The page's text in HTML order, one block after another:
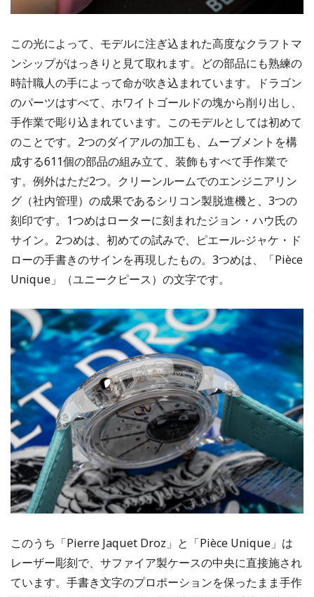
この光によって、モデルに注ぎ込まれた高度なクラフトマ
ンシップがはっきりと見て取れます。どの部品にも熟練の
時計職人の手によって命が吹き込まれています。ドラゴン
のパーツはすべて、ホワイトゴールドの塊から削り出し、
手作業で彫り込まれています。このモデルとしては初めて
のことです。2つのダイアルの加工も、ムーブメントを構
成する611個の部品の組み立て、装飾もすべて手作業で
す。例外はただ2つ。クリーンルームでのエンジニアリン
グ（社内管理）の成果であるシリコン製脱進機と、3つの
刻印です。1つめはローターに刻まれたジョン・ハウ氏の
サイン。2つめは、初めての試みで、ピエール-ジャケ・ド
ローの手書きのサインを再現したもの。3つめは、「Pièce
Unique」（ユニークピース）の文字です。
このうち「Pierre Jaquet Droz」と「Pièce Unique」は
レーザー彫刻で、サファイア製ケースの中央に直接施され
ています。手書き文字のプロポーションを保ったまま手作